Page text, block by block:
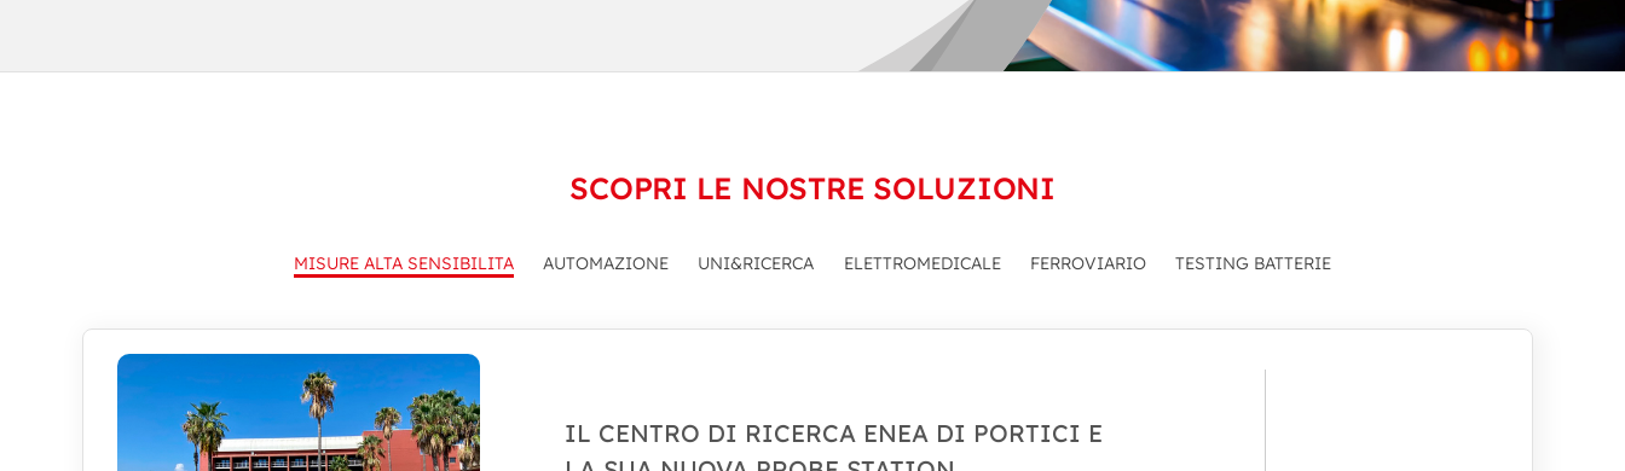
SCOPRI LE NOSTRE SOLUZIONI
MISURE ALTA SENSIBILITA AUTOMAZIONE UNI&RICERCA ELETTROMEDICALE FERROVIARIO TESTING BATTERIE
IL CENTRO DI RICERCA ENEA DI PORTICI E